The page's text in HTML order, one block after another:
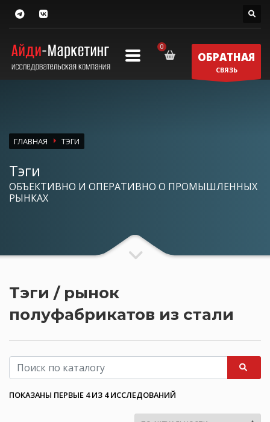
ОБРАТНАЯ
СВЯЗЬ
ГЛАВНАЯ ТЭГИ
Тэги
ОБЪЕКТИВНО И ОПЕРАТИВНО О ПРОМЫШЛЕННЫХ
РЫНКАХ
Тэги / рынок
полуфабрикатов из стали
ПОКАЗАНЫ ПЕРВЫЕ 4 ИЗ 4 ИССЛЕДОВАНИЙ